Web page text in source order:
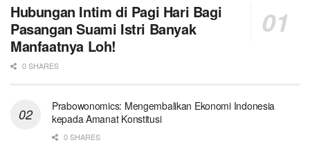
Hubungan Intim di Pagi Hari Bagi
Pasangan Suami Istri Banyak
Manfaatnya Loh!
0 SHARES
Prabowonomics: Mengembalikan Ekonomi Indonesia
kepada Amanat Konstitusi
0 SHARES